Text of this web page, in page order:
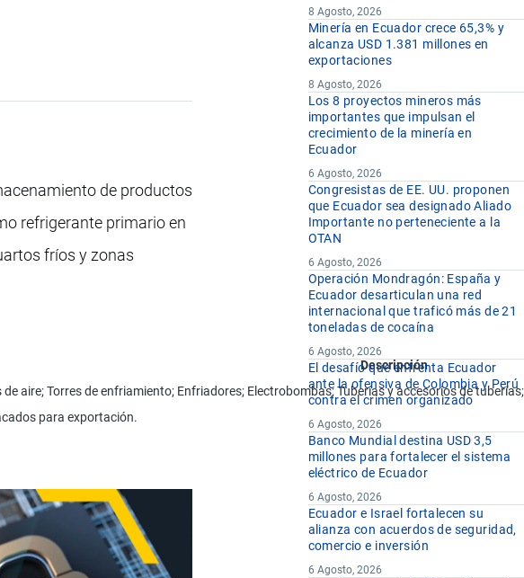
de productos
refrigerante primario en
fríos y zonas
Descripción
aire; Torres de enfriamiento; Enfriadores; Electrobombas; Tuberías y accesorios de
para exportación.
8 Agosto, 2026
Minería en Ecuador crece 65,3% y
alcanza USD 1.381 millones en
exportaciones
8 Agosto, 2026
Los 8 proyectos mineros más
importantes que impulsan el
crecimiento de la minería en
Ecuador
6 Agosto, 2026
Congresistas de EE. UU. proponen
que Ecuador sea designado Aliado
Importante no perteneciente a la
OTAN
6 Agosto, 2026
Operación Mondragón: España y
Ecuador desarticulan una red
internacional que traficó más de 21
toneladas de cocaína
6 Agosto, 2026
El desafío que enfrenta Ecuador
ante la ofensiva de Colombia y Perú
contra el crimen organizado
6 Agosto, 2026
Banco Mundial destina USD 3,5
millones para fortalecer el sistema
eléctrico de Ecuador
6 Agosto, 2026
Ecuador e Israel fortalecen su
alianza con acuerdos de seguridad,
comercio e inversión
6 Agosto, 2026